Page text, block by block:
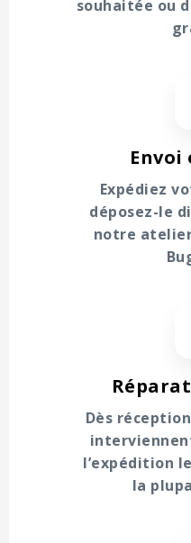
souhaitée ou
Envoi
Expédiez
déposez-le
notre atelier
Dès
l’expédition
la